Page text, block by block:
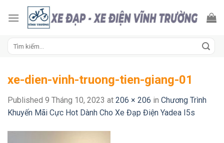
xe-dien-vinh-truong-tien-giang-01
Published 9 Tháng 10, 2023 at 206 × 206 in Chương Trình
Khuyến Mãi Cực Hot Dành Cho Xe Đạp Điện Yadea I5s